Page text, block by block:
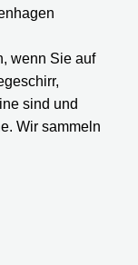
wenn Sie auf
sind und
Wir sammeln